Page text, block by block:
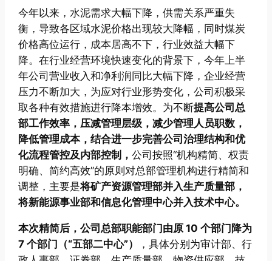
今年以来，水泥需求大幅下降，供需关系严重失
衡，导致各区域水泥价格出现较大降幅，同时煤炭
价格高位运行，成本居高不下，行业效益大幅下
降。在行业经营环境快速变化的背景下，今年上半
年公司营业收入和净利润同比大幅下降，企业经营
压力不断加大，为应对行业形势变化，公司积极采
取各种有效措施进行降本增效。为不断提高公司总
部工作效率，压减管理层级，减少管理人员职数，
降低管理成本，结合进一步完善公司治理结构和优
化流程管控及内部控制，公司按照“机构精简、权责
明确、简约高效”的原则对总部管理机构进行精简和
调整，主要是将矿产资源管理部并入生产质量部，
将新能源事业部和信息化管理中心并入技术中心。
本次精简后，公司总部职能部门由原 10 个部门降为
7 个部门（“五部二中心”）
，具体分别为审计部、行